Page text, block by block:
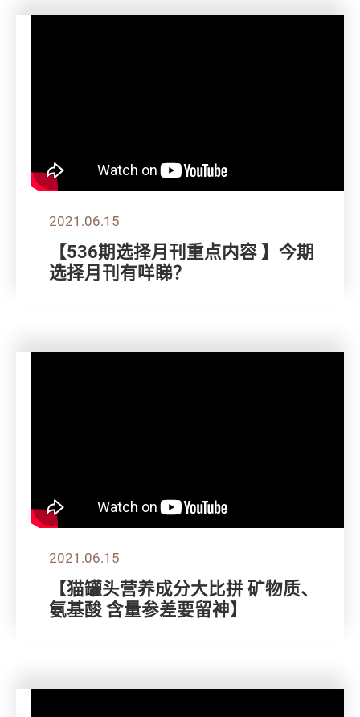
2021.06.15
【536期选择月刊重点内容 】今期
选择月刊有咩睇？
2021.06.15
【猫罐头营养成分大比拼 矿物质、
氨基酸 含量参差要留神】